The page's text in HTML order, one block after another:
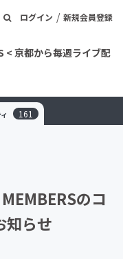
ログイン / 新規会員登録
< 京都から毎週ライブ配
161
のコ
知らせ